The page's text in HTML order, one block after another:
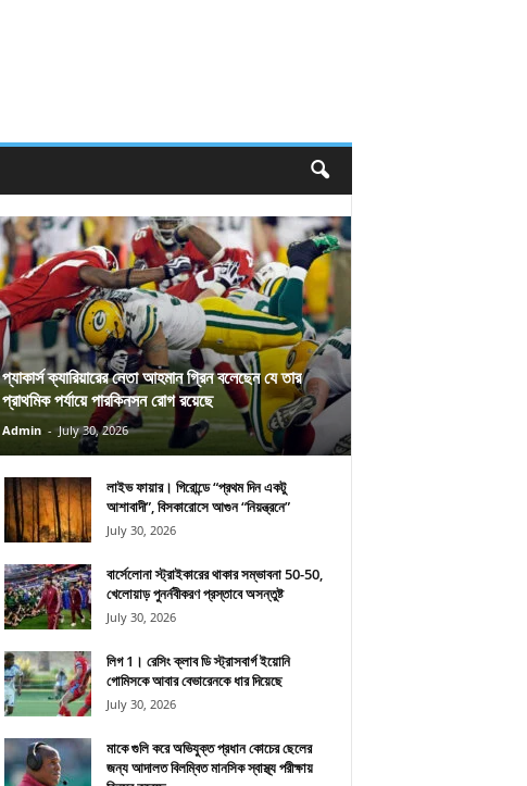
প্যাকার্স ক্যারিয়ারের নেতা আহমান গ্রিন বলেছেন যে তার
প্রাথমিক পর্যায়ে পারকিনসন রোগ রয়েছে
Admin - July 30, 2026
লাইভ ফায়ার। গিরোন্ডে “প্রথম দিন একটু
আশাবাদী”, বিসকারোসে আগুন “নিয়ন্ত্রনে”
July 30, 2026
বার্সেলোনা স্ট্রাইকারের থাকার সম্ভাবনা 50-50,
খেলোয়াড় পুনর্নবীকরণ প্রস্তাবে অসন্তুষ্ট
July 30, 2026
লিগ 1। রেসিং ক্লাব ডি স্ট্রাসবার্গ ইয়োনি
গোমিসকে আবার বেভারেনকে ধার দিয়েছে
July 30, 2026
মাকে গুলি করে অভিযুক্ত প্রধান কোচের ছেলের
জন্য আদালত বিলম্বিত মানসিক স্বাস্থ্য পরীক্ষায়